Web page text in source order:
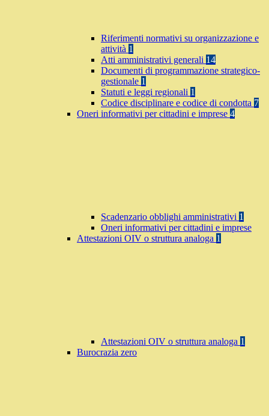
Riferimenti normativi su organizzazione e
attività 1
Atti amministrativi generali 14
Documenti di programmazione strategico-
gestionale 1
Statuti e leggi regionali 1
Codice disciplinare e codice di condotta 7
Oneri informativi per cittadini e imprese 4
Scadenzario obblighi amministrativi 1
Oneri informativi per cittadini e imprese
Attestazioni OIV o struttura analoga 1
Attestazioni OIV o struttura analoga 1
Burocrazia zero